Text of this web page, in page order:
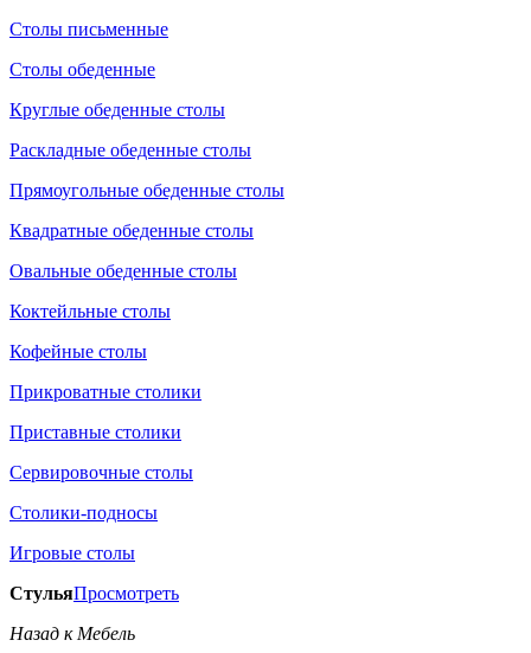
Столы письменные
Столы обеденные
Круглые обеденные столы
Раскладные обеденные столы
Прямоугольные обеденные столы
Квадратные обеденные столы
Овальные обеденные столы
Коктейльные столы
Кофейные столы
Прикроватные столики
Приставные столики
Сервировочные столы
Столики-подносы
Игровые столы
СтульяПросмотреть
Назад к Мебель